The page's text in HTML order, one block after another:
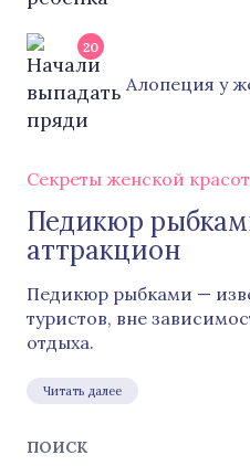
20
Алопеция у
Секреты женской
Педикюр
аттракцион
Педикюр рыбками —
туристов, вне
отдыха.
Читать далее
ПОИСК